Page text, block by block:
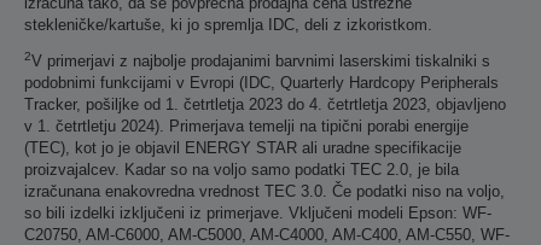
stekleničke/kartuše, ki jo spremlja IDC, deli z izkoristkom.
2V primerjavi z najbolje prodajanimi barvnimi laserskimi tiskalniki s
podobnimi funkcijami v Evropi (IDC, Quarterly Hardcopy Peripherals
Tracker, pošiljke od 1. četrtletja 2023 do 4. četrtletja 2023, objavljeno
v 1. četrtletju 2024). Primerjava temelji na tipični porabi energije
(TEC), kot jo je objavil ENERGY STAR ali uradne specifikacije
proizvajalcev. Kadar so na voljo samo podatki TEC 2.0, je bila
izračunana enakovredna vrednost TEC 3.0. Če podatki niso na voljo,
so bili izdelki izključeni iz primerjave. Vključeni modeli Epson: WF-
C20750, AM-C6000, AM-C5000, AM-C4000, AM-C400, AM-C550, WF-